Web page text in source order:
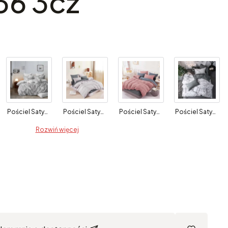
Pościel Satynowa z Mikrofibry 200x220 Elena 553 3cz Pościel Satynowa Dwustronna 200x220 Elena 541 szara 3cz Pościel Satynowa z Mikrofibry 200x220 Elena 558 3cz Pościel Satynowa Dwustronna z Mikrofibry 200x220 Marmurek Jasny
Rozwiń więcej